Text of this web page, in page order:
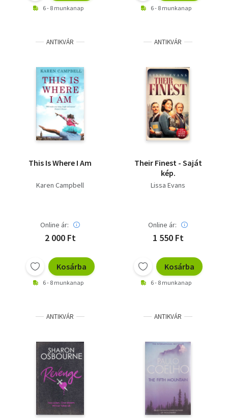
6 - 8 munkanap 6 - 8 munkanap
ANTIKVÁR
This Is Where I Am
Karen Campbell
Online ár:
2 000 Ft
Kosárba
6 - 8 munkanap
ANTIKVÁR
Their Finest - Saját
kép.
Lissa Evans
Online ár:
1 550 Ft
Kosárba
6 - 8 munkanap
ANTIKVÁR ANTIKVÁR